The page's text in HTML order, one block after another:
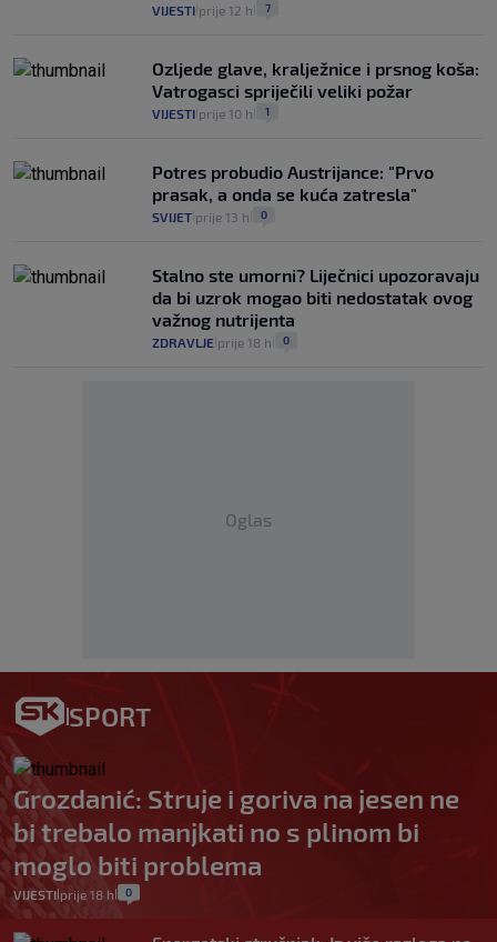
VIJESTI prije 12 h 7
Ozljede glave, kralježnice i prsnog koša:
Vatrogasci spriječili veliki požar
VIJESTI prije 10 h 1
Potres probudio Austrijance: "Prvo
prasak, a onda se kuća zatresla"
SVIJET prije 13 h 0
Stalno ste umorni? Liječnici upozoravaju
da bi uzrok mogao biti nedostatak ovog
važnog nutrijenta
ZDRAVLJE prije 18 h 0
Oglas
SPORT
Grozdanić: Struje i goriva na jesen ne
bi trebalo manjkati no s plinom bi
moglo biti problema
VIJESTI prije 18 h 0